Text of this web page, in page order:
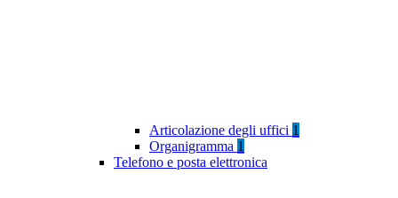
Articolazione degli uffici 1
Organigramma 1
Telefono e posta elettronica